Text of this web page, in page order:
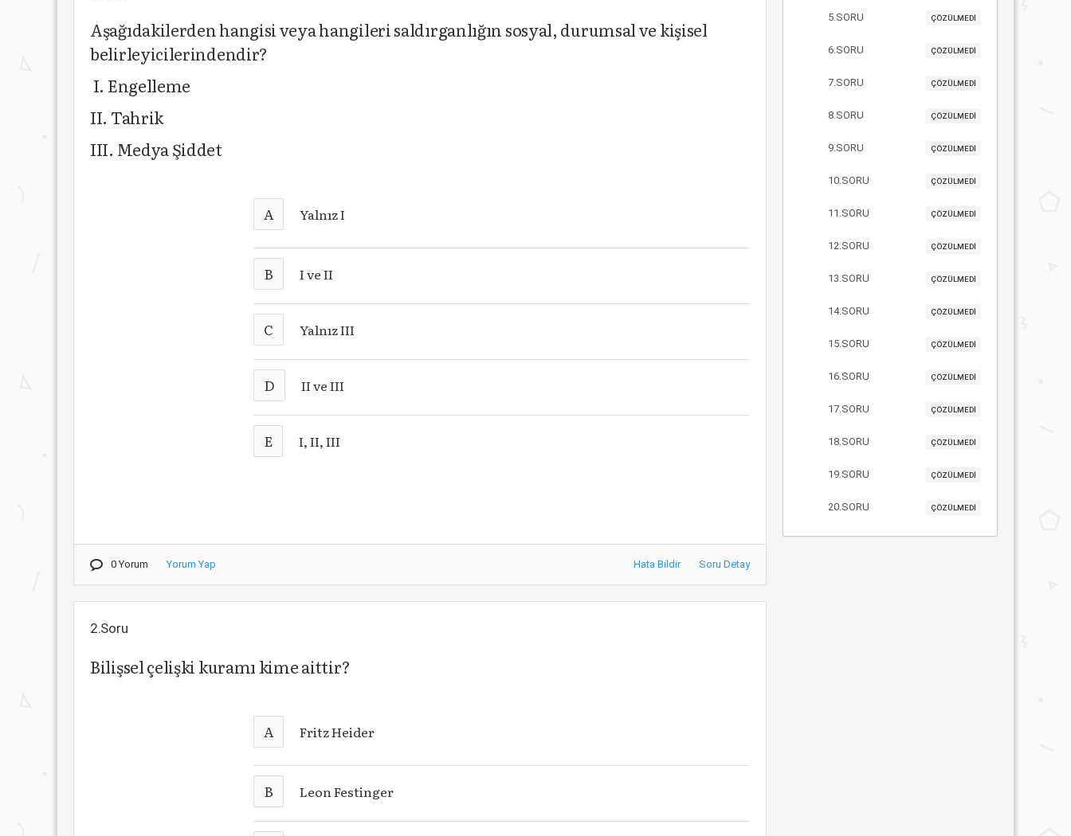
Aşağıdakilerden hangisi veya hangileri saldırganlığın sosyal, durumsal ve kişisel
belirleyicilerindendir?
I. Engelleme
II. Tahrik
III. Medya Şiddet
A Yalnız I
B I ve II
C Yalnız III
D II ve III
E I, II, III
0 Yorum Yorum Yap Hata Bildir Soru Detay
2.Soru
Bilişsel çelişki kuramı kime aittir?
A Fritz Heider
B Leon Festinger
5.SORU ÇÖZÜLMEDİ
6.SORU ÇÖZÜLMEDİ
7.SORU ÇÖZÜLMEDİ
8.SORU ÇÖZÜLMEDİ
9.SORU ÇÖZÜLMEDİ
10.SORU ÇÖZÜLMEDİ
11.SORU ÇÖZÜLMEDİ
12.SORU ÇÖZÜLMEDİ
13.SORU ÇÖZÜLMEDİ
14.SORU ÇÖZÜLMEDİ
15.SORU ÇÖZÜLMEDİ
16.SORU ÇÖZÜLMEDİ
17.SORU ÇÖZÜLMEDİ
18.SORU ÇÖZÜLMEDİ
19.SORU ÇÖZÜLMEDİ
20.SORU ÇÖZÜLMEDİ